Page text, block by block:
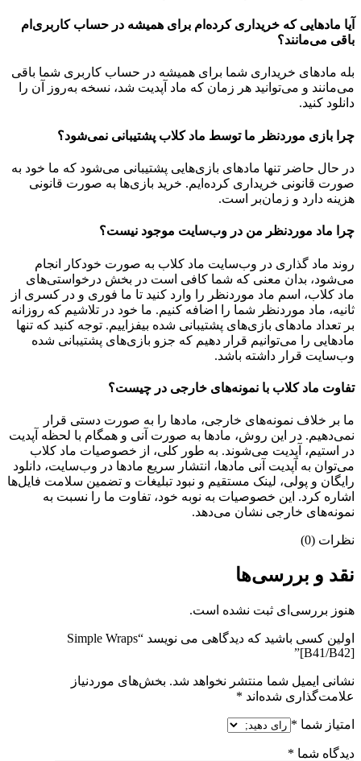
آیا مادهایی که خریداری کرده‌ام برای همیشه در حساب‌ کاربری‌ام
باقی می‌مانند؟
بله مادهای خریداری شما برای همیشه در حساب کاربری شما باقی
می‌مانند و می‌توانید هر زمان که ماد آپدیت شد، نسخه به‌روز آن را
دانلود کنید.
چرا بازی موردنظر ما توسط ماد کلاب پشتیبانی نمی‌شود؟
در حال حاضر تنها مادهای بازی‌هایی پشتیبانی می‌شود که ما خود به
صورت قانونی خریداری کرده‌ایم. خرید بازی‌ها به صورت قانونی
هزینه دارد و زمان‌بر است.
چرا ماد موردنظر من در وب‌سایت موجود نیست؟
روند ماد گذاری در وب‌سایت ماد کلاب به صورت خودکار انجام
می‌شود، بدان معنی که شما کافی است در بخش درخواستی‌های
ماد کلاب، اسم ماد موردنظر را وارد کنید تا ما فوری و در کسری از
ثانیه، ماد موردنظر شما را اضافه کنیم. ما خود در تلاشیم که روزانه
بر تعداد مادهای بازی‌های پشتیبانی شده بیفزاییم. توجه کنید که تنها
مادهایی را می‌توانیم قرار دهیم که جزو بازی‌های پشتیبانی شده
وب‌سایت قرار داشته باشد.
تفاوت ماد کلاب با نمونه‌های خارجی در چیست؟
ما بر خلاف نمونه‌های خارجی، مادها را به صورت دستی قرار
نمی‌دهیم. در این روش، مادها به صورت آنی و همگام با لحظه آپدیت
در استیم، آپدیت می‌شوند. به طور کلی، از خصوصیات ماد کلاب
می‌‌توان به آپدیت آنی مادها، انتشار سریع مادها در وب‌سایت، دانلود
رایگان و پولی، لینک مستقیم و نبود تبلیغات و تضمین سلامت فایل‌ها
اشاره کرد. این خصوصیات به نوبه خود، تفاوت ما را نسبت به
نمونه‌های خارجی نشان می‌دهد.
نظرات (0)
نقد و بررسی‌ها
هنوز بررسی‌ای ثبت نشده است.
اولین کسی باشید که دیدگاهی می نویسد “Simple Wraps
[B41/B42]”
نشانی ایمیل شما منتشر نخواهد شد. بخش‌های موردنیاز
علامت‌گذاری شده‌اند *
امتیاز شما *
دیدگاه شما *